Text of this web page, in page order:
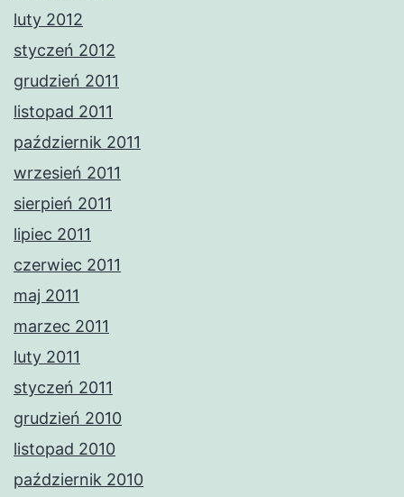
luty 2012
styczeń 2012
grudzień 2011
listopad 2011
październik 2011
wrzesień 2011
sierpień 2011
lipiec 2011
czerwiec 2011
maj 2011
marzec 2011
luty 2011
styczeń 2011
grudzień 2010
listopad 2010
październik 2010